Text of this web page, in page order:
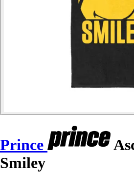
Prince
Smiley